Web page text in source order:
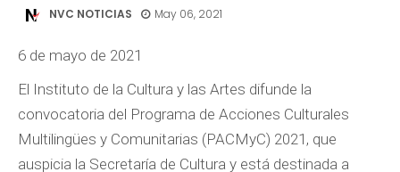
NVC NOTICIAS May 06, 2021
6 de mayo de 2021
El Instituto de la Cultura y las Artes difunde la
convocatoria del Programa de Acciones Culturales
Multilingües y Comunitarias (PACMyC) 2021, que
auspicia la Secretaría de Cultura y está destinada a